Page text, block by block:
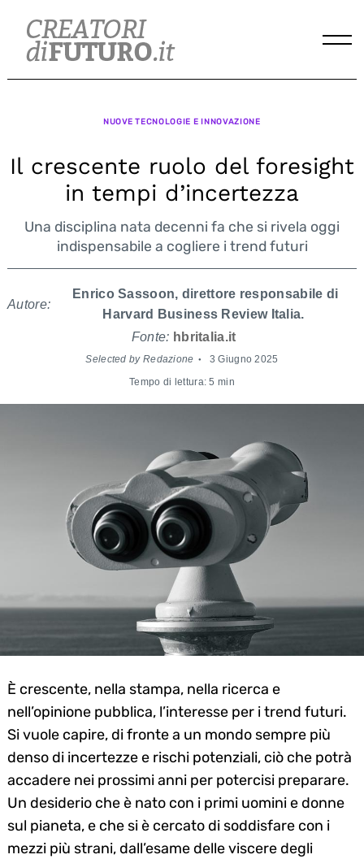
content
NUOVE TECNOLOGIE E INNOVAZIONE
Il crescente ruolo del foresight
in tempi d’incertezza
Una disciplina nata decenni fa che si rivela oggi
indispensabile a cogliere i trend futuri
Autore:
Enrico Sassoon, direttore responsabile di
Harvard Business Review Italia.
Fonte: hbritalia.it
Selected by Redazione 3 Giugno 2025
Tempo di lettura: 5 min
È crescente, nella stampa, nella ricerca e
nell’opinione pubblica, l’interesse per i trend futuri.
Si vuole capire, di fronte a un mondo sempre più
denso di incertezze e rischi potenziali, ciò che potrà
accadere nei prossimi anni per potercisi preparare.
Un desiderio che è nato con i primi uomini e donne
sul pianeta, e che si è cercato di soddisfare con i
mezzi più strani, dall’esame delle viscere degli